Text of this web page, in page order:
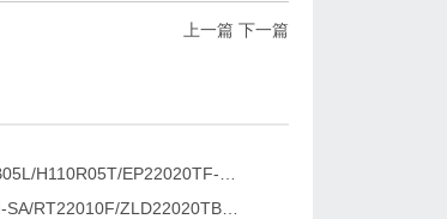
上一篇 下一篇
湖南、广东、新疆PMI-SA/RT22010F/ZLD22020TB电源模块维修更换